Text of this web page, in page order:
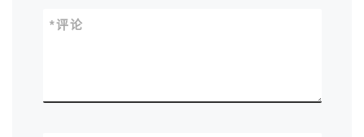
评论
*